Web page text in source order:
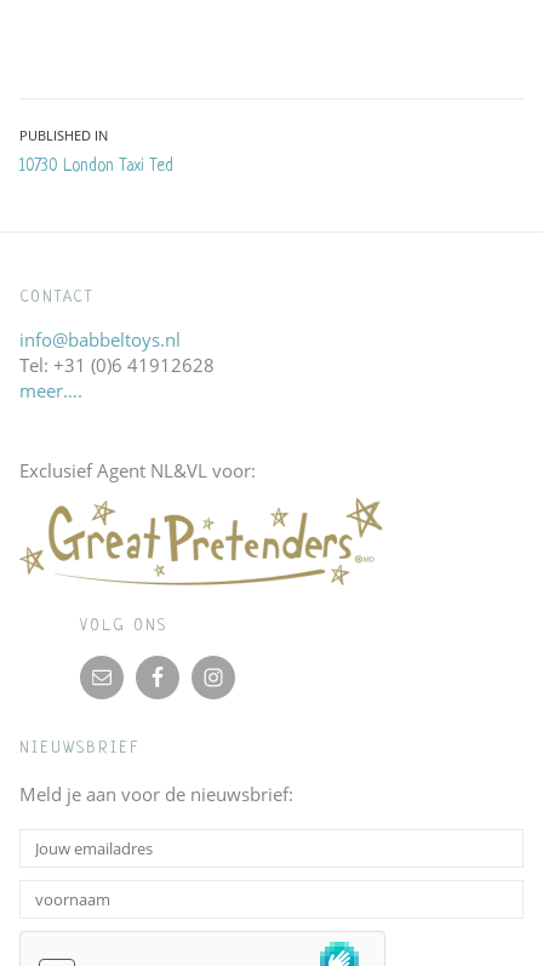
Bericht
navigatie
PUBLISHED IN
10730 London Taxi Ted
CONTACT
info@babbeltoys.nl
Tel: +31 (0)6 41912628
meer….
Exclusief Agent NL&VL voor:
VOLG ONS
NIEUWSBRIEF
Meld je aan voor de nieuwsbrief: